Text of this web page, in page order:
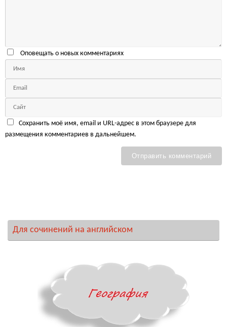
Оповещать о новых комментариях
Сохранить моё имя, email и URL-адрес в этом браузере для
размещения комментариев в дальнейшем.
Для сочинений на английском